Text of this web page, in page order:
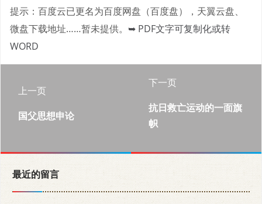
提示：百度云已更名为百度网盘（百度盘），天翼云盘、
微盘下载地址……暂未提供。 ➥ PDF文字可复制化或转
WORD
上一页
国父思想申论
下一页
抗日救亡运动的一面旗
帜
最近的留言